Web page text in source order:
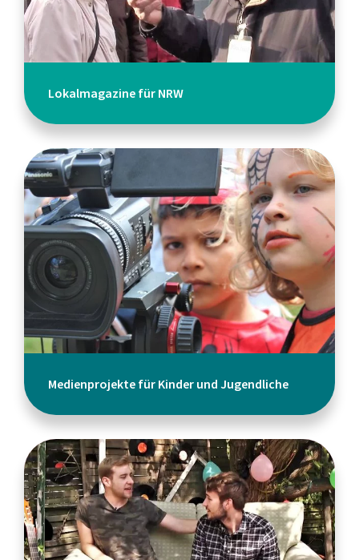
Lokalmagazine für NRW
Medienprojekte für Kinder und Jugendliche